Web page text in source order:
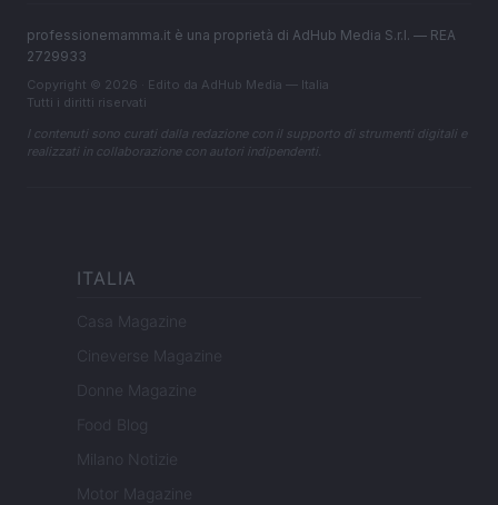
professionemamma.it è una proprietà di AdHub Media S.r.l. — REA
2729933
Copyright © 2026 · Edito da AdHub Media — Italia
Tutti i diritti riservati
I contenuti sono curati dalla redazione con il supporto di strumenti digitali e
realizzati in collaborazione con autori indipendenti.
ITALIA
Casa Magazine
Cineverse Magazine
Donne Magazine
Food Blog
Milano Notizie
Motor Magazine